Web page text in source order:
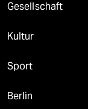
Gesellschaft
Kultur
Sport
Berlin